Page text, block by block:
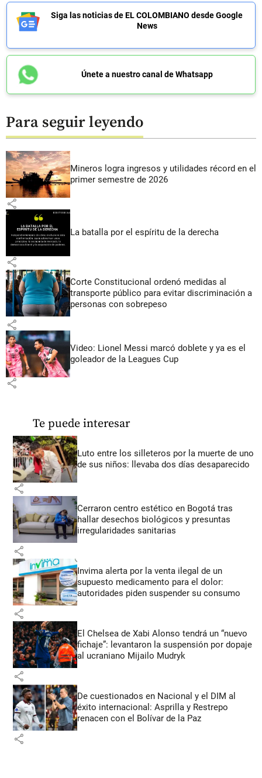
Siga las noticias de EL COLOMBIANO desde Google
News
Únete a nuestro canal de Whatsapp
Para seguir leyendo
Mineros logra ingresos y utilidades récord en el
primer semestre de 2026
share
La batalla por el espíritu de la derecha
share
Corte Constitucional ordenó medidas al
transporte público para evitar discriminación a
personas con sobrepeso
share
Video: Lionel Messi marcó doblete y ya es el
goleador de la Leagues Cup
share
Te puede interesar
Luto entre los silleteros por la muerte de uno
de sus niños: llevaba dos días desaparecido
share
Cerraron centro estético en Bogotá tras
hallar desechos biológicos y presuntas
irregularidades sanitarias
share
Invima alerta por la venta ilegal de un
supuesto medicamento para el dolor:
autoridades piden suspender su consumo
share
El Chelsea de Xabi Alonso tendrá un “nuevo
fichaje”: levantaron la suspensión por dopaje
al ucraniano Mijailo Mudryk
share
De cuestionados en Nacional y el DIM al
éxito internacional: Asprilla y Restrepo
renacen con el Bolívar de la Paz
share